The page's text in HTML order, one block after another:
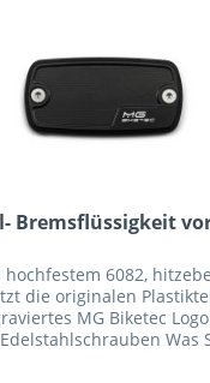
Bremsflüssigkeit
hochfestem 6082,
die originalen
MG Biketec
Was